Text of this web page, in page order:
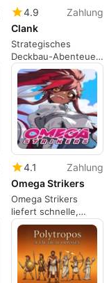
4.9
Zahlung
Clank
Strategisches
Deckbau-Abenteuer
in Clank!
4.1
Zahlung
Omega Strikers
Omega Strikers
liefert schnelle,
taktische 3v3-Action
mit
charaktergetriebenem
Kampf